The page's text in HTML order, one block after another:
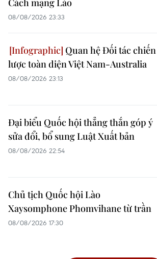
08/08/2026 23:33
Quan hệ Đối tác chiến
lược toàn diện Việt Nam-Australia
08/08/2026 23:13
Đại biểu Quốc hội thẳng thắn góp ý
sửa đổi, bổ sung Luật Xuất bản
08/08/2026 22:54
Chủ tịch Quốc hội Lào
Xaysomphone Phomvihane từ trần
08/08/2026 17:30